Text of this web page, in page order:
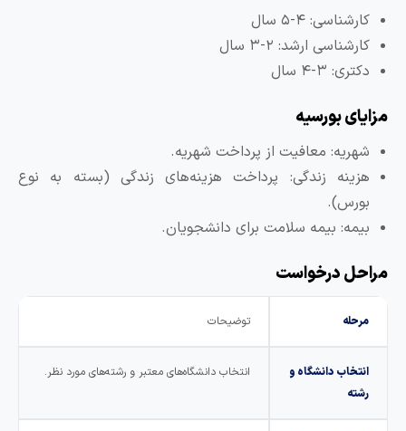
کارشناسی: ۴-۵ سال
کارشناسی ارشد: ۲-۳ سال
دکتری: ۳-۴ سال
بورسیه
شهریه: معافیت از پرداخت شهریه.
هزینه زندگی: پرداخت هزینه‌های زندگی (بسته به نوع
بورس).
بیمه: بیمه سلامت برای دانشجویان.
درخواست
مرحله توضیحات
انتخاب دانشگاه و
انتخاب دانشگاه‌های معتبر و رشته‌های مورد نظر.